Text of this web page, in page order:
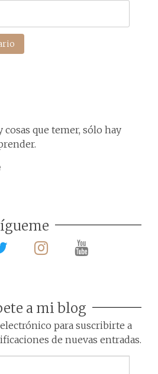
cosas que temer, sólo hay
a mi blog
para suscribirte a
de nuevas entradas.